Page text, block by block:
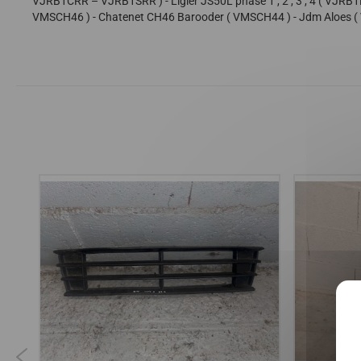
VMSCH46 ) - Chatenet CH46 Barooder ( VMSCH44 ) - Jdm Aloes